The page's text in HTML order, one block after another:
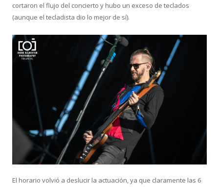
cortaron el flujo del concierto y hubo un exceso de teclados
(aunque el tecladista dio lo mejor de sí).
El horario volvió a deslucir la actuación, ya que claramente las 6